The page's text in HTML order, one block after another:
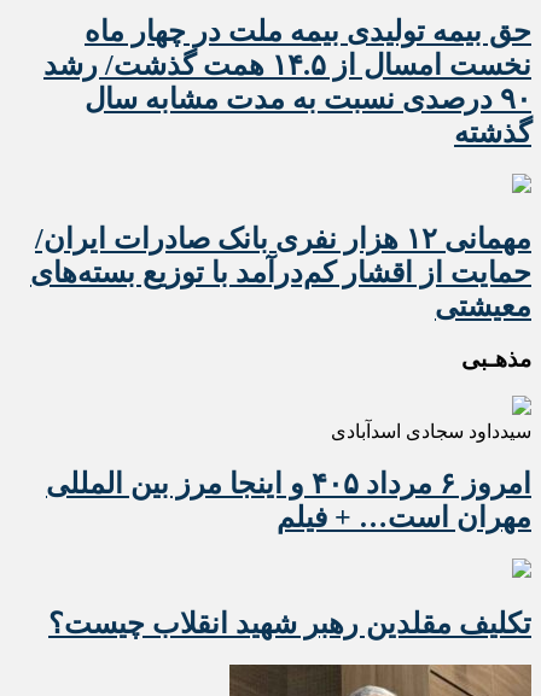
حق بیمه تولیدی بیمه ملت در چهار ماه
نخست امسال از ۱۴.۵ همت گذشت/ رشد
۹۰ درصدی نسبت به مدت مشابه سال
گذشته
مهمانی ۱۲ هزار نفری بانک صادرات ایران/
حمایت از اقشار کم‌درآمد با توزیع بسته‌های
معیشتی
مذهـبی
سیدداود سجادی اسدآبادی
امروز ۶ مرداد ۴۰۵ و اینجا مرز بین المللی
مهران است… + فیلم
تکلیف مقلدین رهبر شهید انقلاب چیست؟